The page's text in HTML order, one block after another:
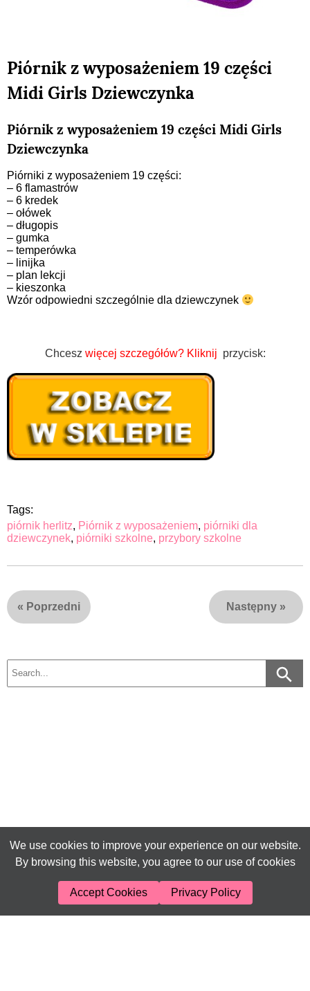
Piórnik z wyposażeniem 19 części
Midi Girls Dziewczynka
Piórnik z wyposażeniem 19 części Midi Girls
Dziewczynka
Piórniki z wyposażeniem 19 części:
– 6 flamastrów
– 6 kredek
– ołówek
– długopis
– gumka
– temperówka
– linijka
– plan lekcji
– kieszonka
Wzór odpowiedni szczególnie dla dziewczynek
Chcesz więcej szczegółów? Kliknij przycisk:
Tags:
piórnik herlitz, Piórnik z wyposażeniem, piórniki dla
dziewczynek, piórniki szkolne, przybory szkolne
« Poprzedni Następny »
We use cookies to improve your experience on our website.
By browsing this website, you agree to our use of cookies
Accept Cookies Privacy Policy